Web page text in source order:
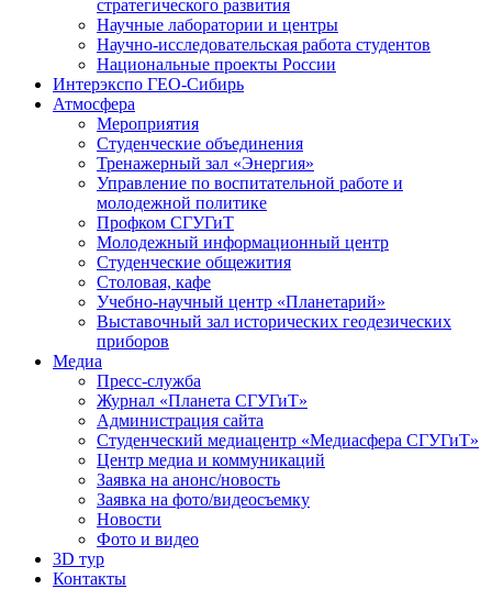
стратегического развития
Научные лаборатории и центры
Научно-исследовательская работа студентов
Национальные проекты России
Интерэкспо ГЕО-Сибирь
Атмосфера
Мероприятия
Студенческие объединения
Тренажерный зал «Энергия»
Управление по воспитательной работе и
молодежной политике
Профком СГУГиТ
Молодежный информационный центр
Студенческие общежития
Столовая, кафе
Учебно-научный центр «Планетарий»
Выставочный зал исторических геодезических
приборов
Медиа
Пресс-служба
Журнал «Планета СГУГиТ»
Администрация сайта
Студенческий медиацентр «Медиасфера СГУГиТ»
Центр медиа и коммуникаций
Заявка на анонс/новость
Заявка на фото/видеосъемку
Новости
Фото и видео
3D тур
Контакты